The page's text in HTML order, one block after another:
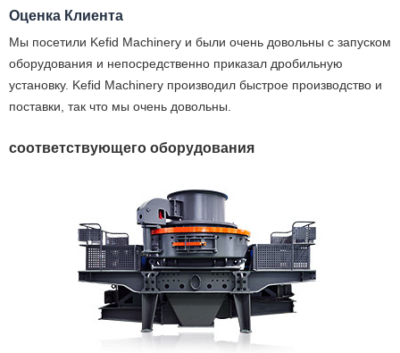
Оценка Клиента
Мы посетили Kefid Machinery и были очень довольны с запуском
оборудования и непосредственно приказал дробильную
установку. Kefid Machinery производил быстрое производство и
поставки, так что мы очень довольны.
соответствующего оборудования